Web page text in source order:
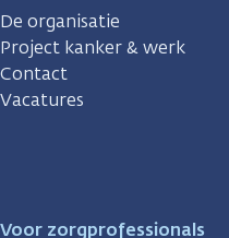
De organisatie
Project kanker & werk
Contact
Vacatures
Voor zorgprofessionals